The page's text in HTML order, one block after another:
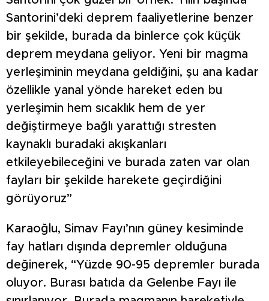
Santorini’deki deprem faaliyetlerine benzer
bir şekilde, burada da binlerce çok küçük
deprem meydana geliyor. Yeni bir magma
yerleşiminin meydana geldiğini, şu ana kadar
özellikle yanal yönde hareket eden bu
yerleşimin hem sıcaklık hem de yer
değiştirmeye bağlı yarattığı stresten
kaynaklı buradaki akışkanları
etkileyebileceğini ve burada zaten var olan
fayları bir şekilde harekete geçirdiğini
görüyoruz”
Karaoğlu, Simav Fayı’nın güney kesiminde
fay hatları dışında depremler olduğuna
değinerek, “Yüzde 90-95 depremler burada
oluyor. Burası batıda da Gelenbe Fayı ile